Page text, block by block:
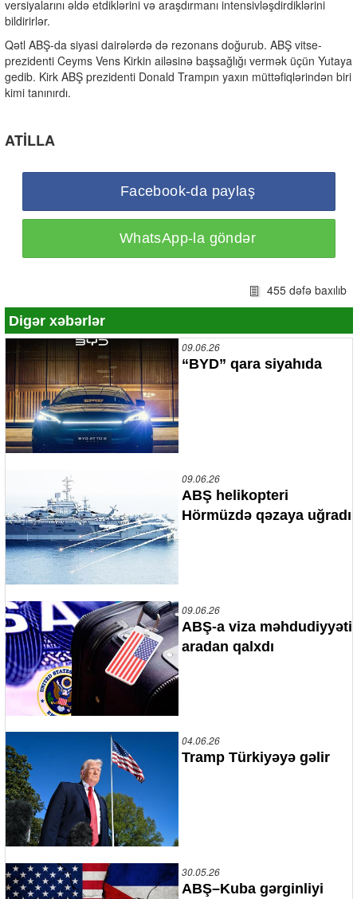
versiyalarını əldə etdiklərini və araşdırmanı intensivləşdirdiklərini
bildirirlər.
Qətl ABŞ-da siyasi dairələrdə də rezonans doğurub. ABŞ vitse-
prezidenti Ceyms Vens Kirkin ailəsinə başsağlığı vermək üçün Yutaya
gedib. Kirk ABŞ prezidenti Donald Trampın yaxın müttəfiqlərindən biri
kimi tanınırdı.
ATİLLA
Facebook-da paylaş
WhatsApp-la göndər
455 dəfə baxılıb
Digər xəbərlər
09.06.26
“BYD” qara siyahıda
09.06.26
ABŞ helikopteri
Hörmüzdə qəzaya uğradı
09.06.26
ABŞ-a viza məhdudiyyəti
aradan qalxdı
04.06.26
Tramp Türkiyəyə gəlir
30.05.26
ABŞ–Kuba gərginliyi